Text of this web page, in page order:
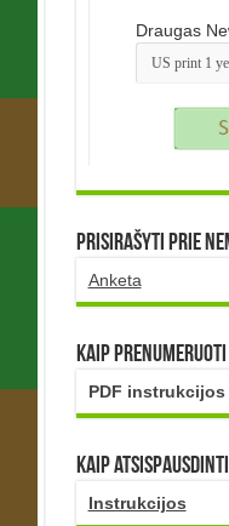
Draugas
Prisirašyti prie
Anketa
Kaip prenumeruoti
PDF instrukcijos
Kaip atsispausdinti
Instrukcijos